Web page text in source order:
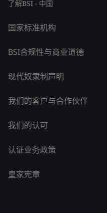
了解BSI - 中国
国家标准机构
BSI合规性与商业道德
现代奴隶制声明
我们的客户与合作伙伴
我们的认可
认证业务政策
皇家宪章